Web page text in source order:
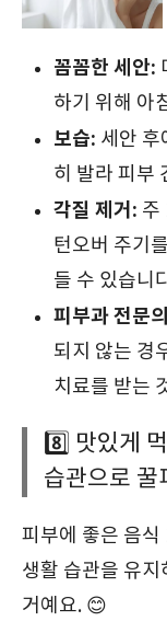
꼼꼼한 세안:
하기 위해 아
보습: 세안 후
히 발라 피부
각질 제거: 주
턴오버 주기
들 수 있습니
피부과 전문
되지 않는 경
치료를 받는
8️⃣ 맛있게
습관으로 꿀
피부에 좋은 음
생활 습관을 유
거예요. 😊